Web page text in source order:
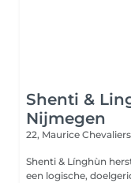
Shenti &
Nijmegen
22, Maurice
Shenti & Línghùn
een logische,